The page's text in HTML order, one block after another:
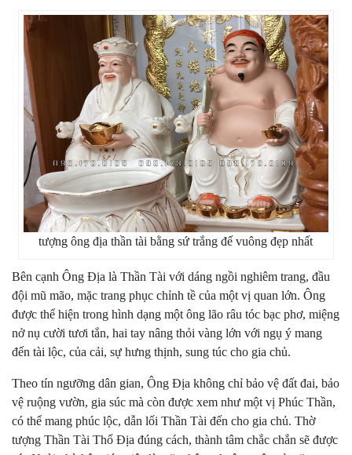
tượng ông địa thần tài bằng sứ trắng đế vuông đẹp nhất
Bên cạnh Ông Địa là Thần Tài với dáng ngồi nghiêm trang, đầu
đội mũ mão, mặc trang phục chỉnh tề của một vị quan lớn. Ông
được thể hiện trong hình dạng một ông lão râu tóc bạc phơ, miệng
nở nụ cười tươi tắn, hai tay nâng thỏi vàng lớn với ngụ ý mang
đến tài lộc, của cải, sự hưng thịnh, sung túc cho gia chủ.
Theo tín ngưỡng dân gian, Ông Địa không chỉ bảo vệ đất đai, bảo
vệ ruộng vườn, gia súc mà còn được xem như một vị Phúc Thần,
có thể mang phúc lộc, dẫn lối Thần Tài đến cho gia chủ. Thờ
tượng Thần Tài Thổ Địa đúng cách, thành tâm chắc chắn sẽ được